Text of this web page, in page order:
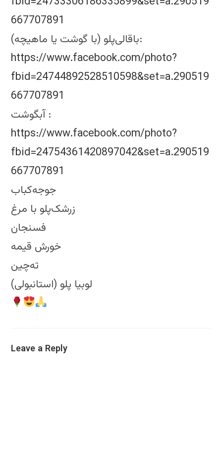
667707891
باقالی‌پلو (با گوشت یا ماهیچه):
https://www.facebook.com/photo?
fbid=24744892528510598&set=a.290519
667707891
آبگوشت :
https://www.facebook.com/photo?
fbid=24754361420897042&set=a.290519
667707891
جوجه‌کباب
زرشک‌پلو با مرغ
فسنجان
خورش قیمه
ته‌چین
لوبیا پلو (استانبولی)
Leave a Reply